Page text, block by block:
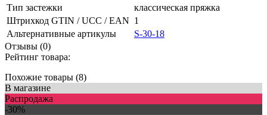
Тип застежки
классическая пряжка
Штрихкод GTIN / UCC / EAN 1
Альтернативные артикулы
S-30-18
Отзывы (0)
Рейтинг товара:
Похожие товары (8)
В магазине
Распродажа
-30%